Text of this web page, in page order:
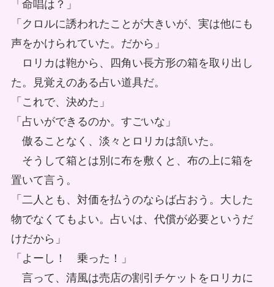
「命唱は？」
「クロルに誘われたことが大きいが、実は他にも
声をかけられていた。だから」
ロリカは鞄から、四角い長方形の箱を取り出し
た。見覚えのある占い道具だ。
「これで、決めた」
「占いができるのか。すごいな」
傲ることなく、淡々とロリカは頷いた。
そうして箱とは別に布を敷くと、布の上に箱を
置いて言う。
「二人とも、対価を払うのならば占おう。大した
物でなくてもよい。占いは、代償が必要というだ
けだから」
「よーし！ 乗った！」
言って、清風は売店の割引チケットをロリカに